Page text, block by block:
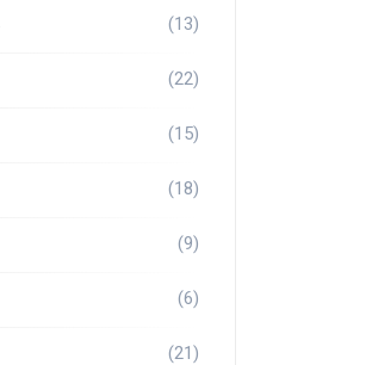
(13)
(22)
(15)
(18)
(9)
(6)
(21)